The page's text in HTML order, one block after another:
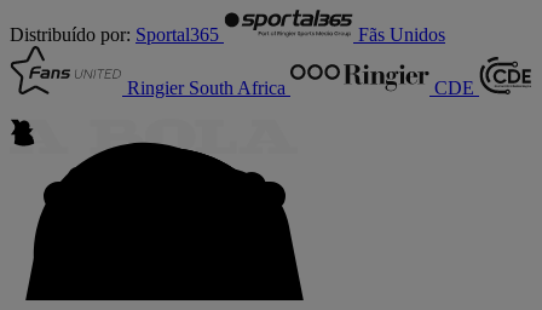
Distribuído por: Sportal365 Fãs Unidos
Ringier South Africa CDE